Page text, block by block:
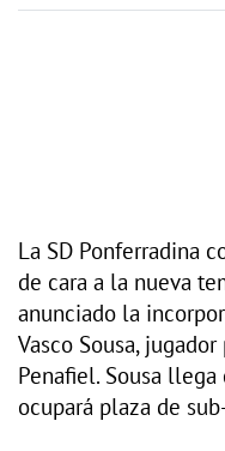
La SD Ponferradina
de cara a la nueva
anunciado la
Vasco Sousa,
Penafiel. Sousa
ocupará plaza de